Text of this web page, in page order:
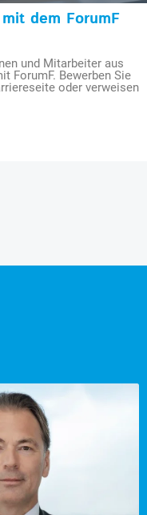
dem ForumF
und Mitarbeiter aus
ForumF. Bewerben Sie
oder verweisen